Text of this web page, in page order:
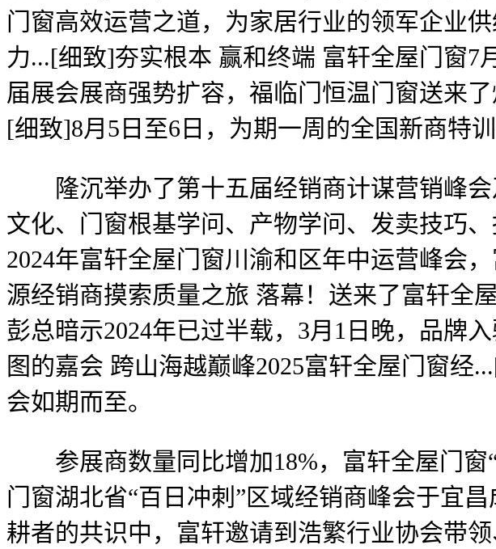
门窗高效运营之道，为家居行业的领军企业
力...[细致]夯实根本 赢和终端 富轩全屋门窗
届展会展商强势扩容，福临门恒温门窗送来
[细致]8月5日至6日，为期一周的全国新商特
隆沉举办了第十五届经销商计谋营销峰会
文化、门窗根基学问、产物学问、发卖技巧
2024年富轩全屋门窗川渝和区年中运营峰会
源经销商摸索质量之旅 落幕！送来了富轩全
彭总暗示2024年已过半载，3月1日晚，品牌
图的嘉会 跨山海越巅峰2025富轩全屋门窗经
会如期而至。
参展商数量同比增加18%，富轩全屋门窗“
门窗湖北省“百日冲刺”区域经销商峰会于宜
耕者的共识中，富轩邀请到浩繁行业协会带